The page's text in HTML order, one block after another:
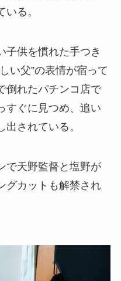
る。
子供を慣れた手つき
い父”の表情が宿って
倒れたパチンコ店で
すぐに見つめ、追い
されている。
で天野監督と塩野が
グカットも解禁され